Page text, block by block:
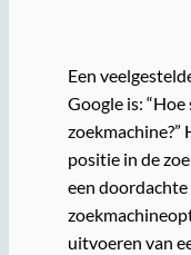
Een
Google is:
zoekmachine?”
positie in de
een doordachte
uitvoeren van